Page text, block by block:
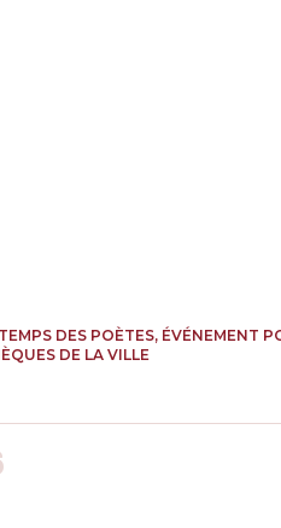
DES POÈTES, ÉVÉNEMENT
DE LA VILLE